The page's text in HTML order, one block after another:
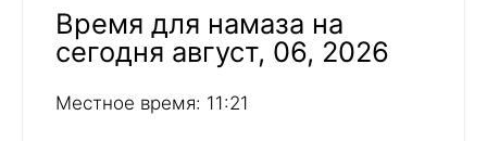
Время для намаза на
сегодня август, 06, 2026
Местное время: 11:21